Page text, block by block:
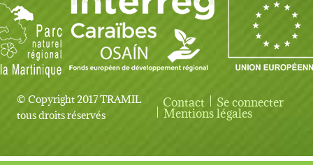
© Copyright 2017 TRAMIL
tous droits réservés
User account menu
Contact Se connecter
Mentions légales